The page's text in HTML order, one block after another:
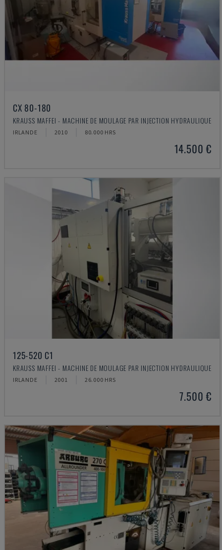
CX 80-180
KRAUSS MAFFEI - MACHINE DE MOULAGE PAR INJECTION HYDRAULIQUE
IRLANDE 2010 80.000 HRS
14.500 €
125-520 C1
KRAUSS MAFFEI - MACHINE DE MOULAGE PAR INJECTION HYDRAULIQUE
IRLANDE 2001 26.000 HRS
7.500 €